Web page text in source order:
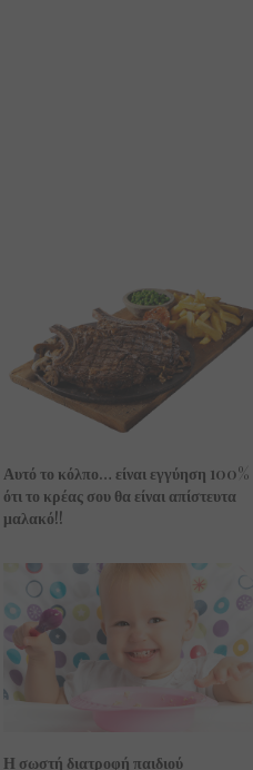
Αυτό το κόλπο… είναι εγγύηση 100%
ότι το κρέας σου θα είναι απίστευτα
μαλακό!!
Η σωστή διατροφή παιδιού